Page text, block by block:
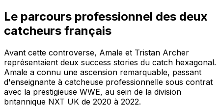
Le parcours professionnel des deux
catcheurs français
Avant cette controverse, Amale et Tristan Archer
représentaient deux success stories du catch hexagonal.
Amale a connu une ascension remarquable, passant
d'enseignante à catcheuse professionnelle sous contrat
avec la prestigieuse WWE, au sein de la division
britannique NXT UK de 2020 à 2022.